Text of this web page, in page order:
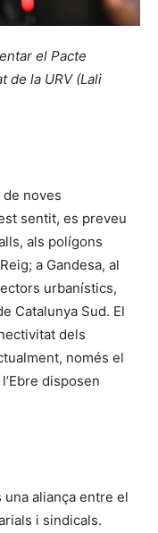
el Pacte
de la URV (Lali
noves
sentit, es preveu
als polígons
a Gandesa, al
urbanístics,
Catalunya Sud. El
dels
només el
disposen
una aliança entre el
i sindicals.